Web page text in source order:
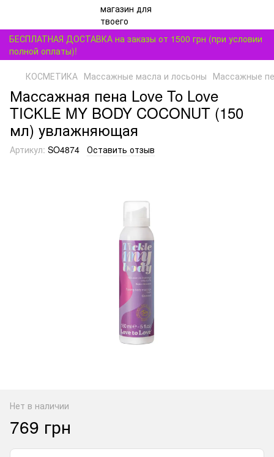
БЕСПЛАТНАЯ ДОСТАВКА на заказы от 1500 грн (при условии
полной оплаты)!
КОСМЕТИКА Массажные масла и лосьоны Массажные
Массажная пена Love To Love
TICKLE MY BODY COCONUT (150
мл) увлажняющая
Артикул: SO4874 Оставить отзыв
Нет в наличии
769 грн